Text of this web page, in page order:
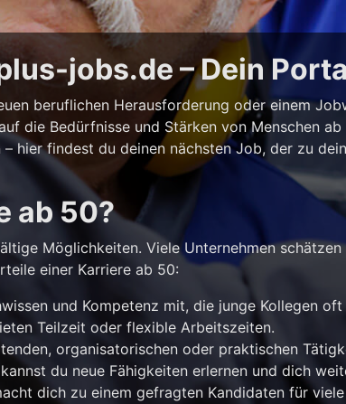
jobs.de – Dein
beruflichen Herausforderung oder einem
die Bedürfnisse und Stärken von Menschen
hier findest du deinen nächsten Job, der zu
ab 50?
Möglichkeiten. Viele Unternehmen
einer Karriere ab 50:
und Kompetenz mit, die junge Kollegen oft
Teilzeit oder flexible Arbeitszeiten.
organisatorischen oder praktischen
du neue Fähigkeiten erlernen und dich
dich zu einem gefragten Kandidaten für